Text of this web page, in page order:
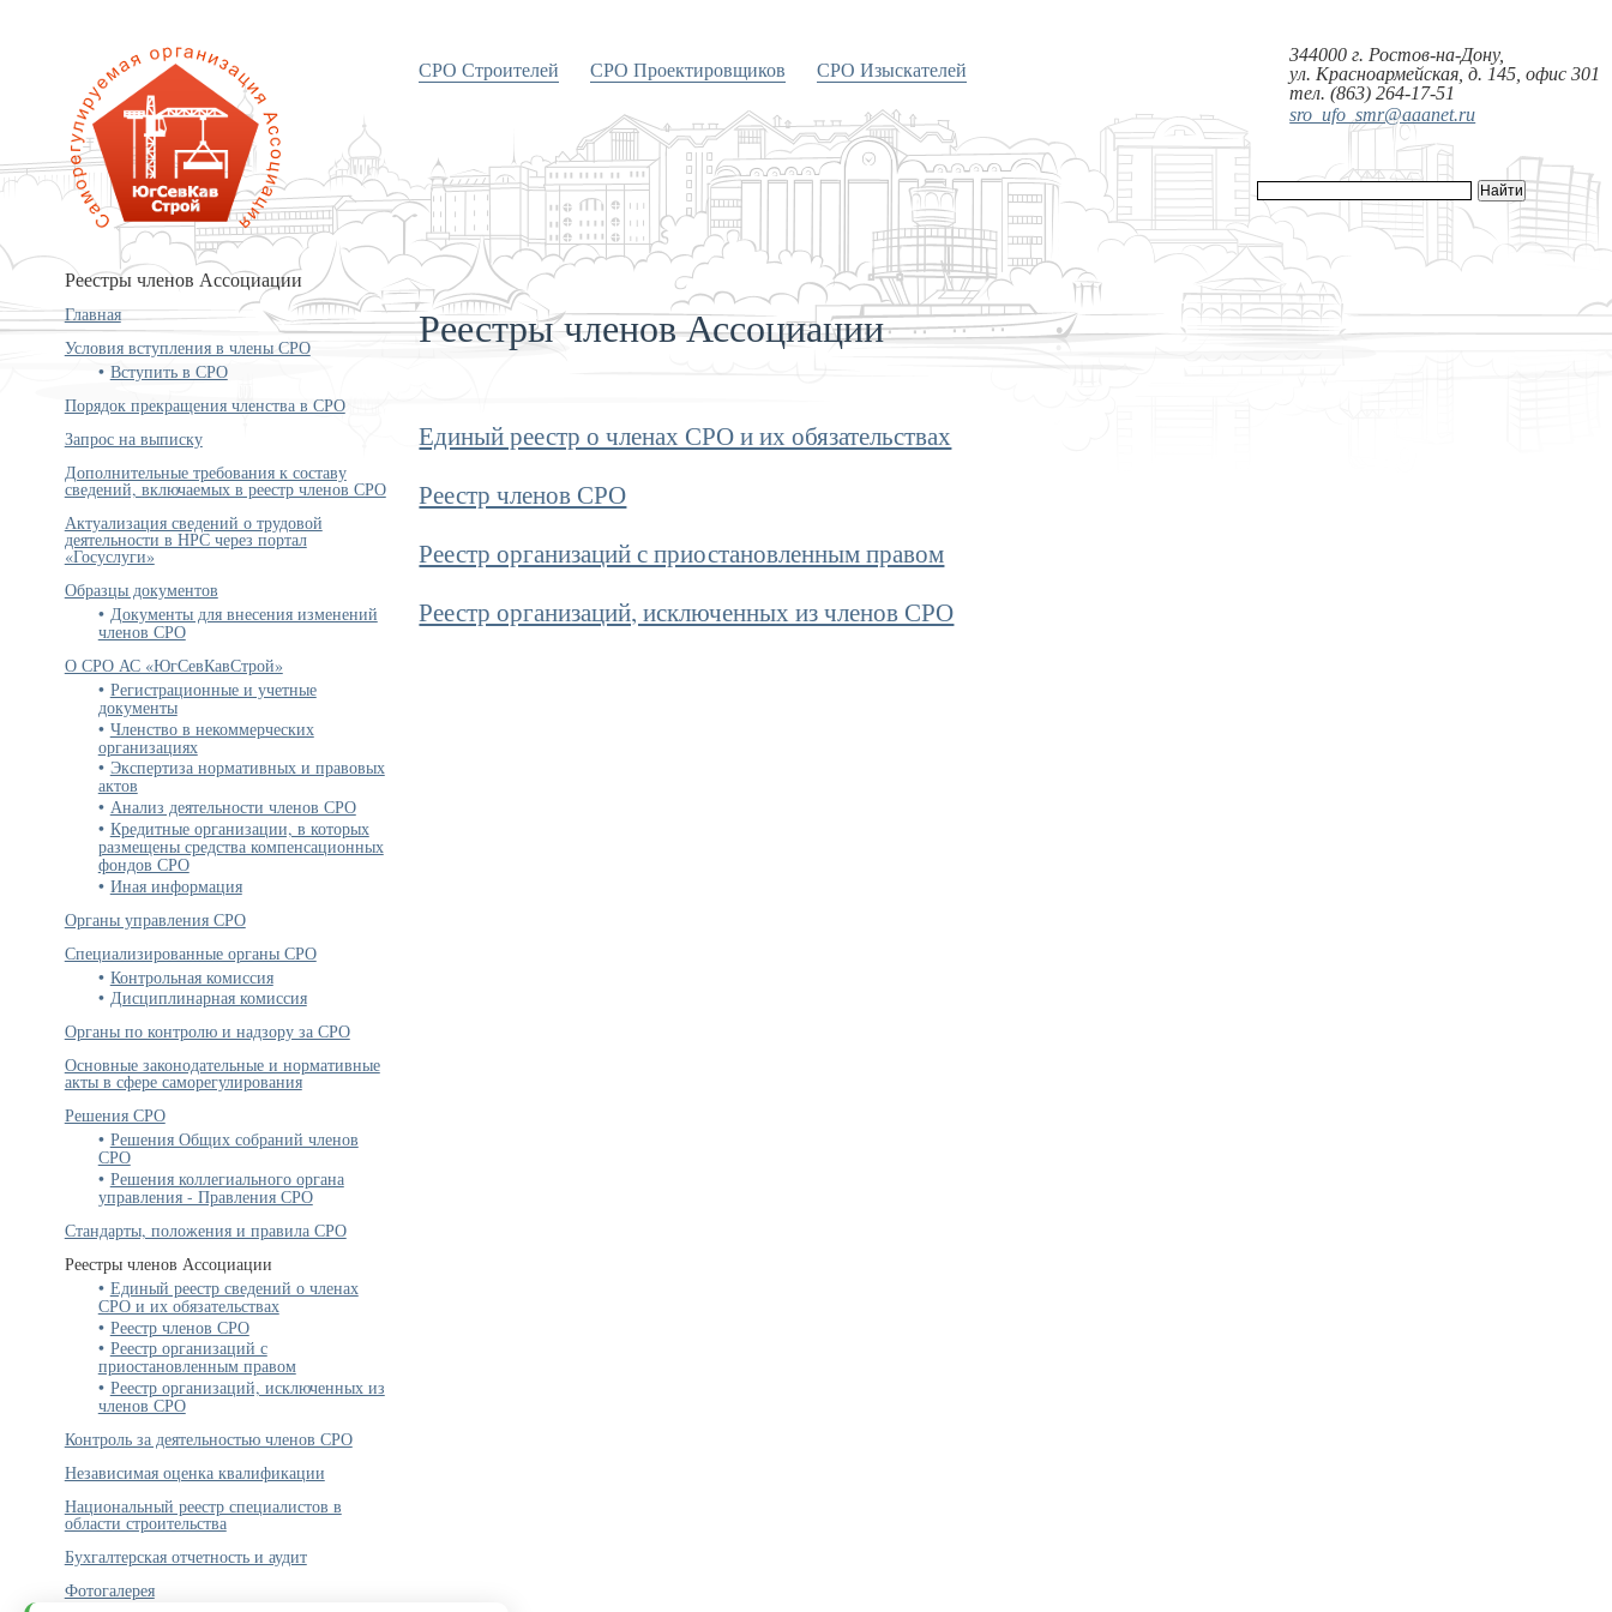
«Объединение строителей
Южного и Северо-Кавказского
округов»
СРО Строителей СРО Проектировщиков СРО Изыскателей
Реестры членов Ассоциации
344000 г. Ростов-на-Дону,
ул. Красноармейская, д. 145, офис 301
тел. (863) 264-17-51
sro_ufo_smr@aaanet.ru
Главная
Условия вступления в члены СРО
Вступить в СРО
Порядок прекращения членства в СРО
Запрос на выписку
Дополнительные требования к составу
сведений, включаемых в реестр членов СРО
Актуализация сведений о трудовой
деятельности в НРС через портал
«Госуслуги»
Образцы документов
Документы для внесения изменений
членов СРО
О СРО АС «ЮгСевКавСтрой»
Регистрационные и учетные
документы
Членство в некоммерческих
организациях
Экспертиза нормативных и правовых
актов
Анализ деятельности членов СРО
Кредитные организации, в которых
размещены средства компенсационных
фондов СРО
Иная информация
Органы управления СРО
Специализированные органы СРО
Контрольная комиссия
Дисциплинарная комиссия
Органы по контролю и надзору за СРО
Основные законодательные и нормативные
акты в сфере саморегулирования
Решения СРО
Решения Общих собраний членов
СРО
Решения коллегиального органа
управления - Правления СРО
Стандарты, положения и правила СРО
Реестры членов Ассоциации
Единый реестр сведений о членах
СРО и их обязательствах
Реестр членов СРО
Реестр организаций с
приостановленным правом
Реестр организаций, исключенных из
членов СРО
Контроль за деятельностью членов СРО
Независимая оценка квалификации
Национальный реестр специалистов в
области строительства
Бухгалтерская отчетность и аудит
Фотогалерея
Реестры членов Ассоциации
Единый реестр о членах СРО и их обязательствах
Реестр членов СРО
Реестр организаций с приостановленным правом
Реестр организаций, исключенных из членов СРО